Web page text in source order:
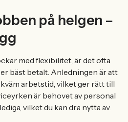
på helgen –
med flexibilitet, är det ofta
bäst betalt. Anledningen är att
arbetstid, vilket ger rätt till
är behovet av personal
vilket du kan dra nytta av.